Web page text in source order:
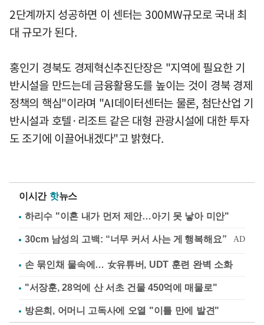
2단계까지 성공하면 이 센터는 300MW규모로 국내 최
대 규모가 된다.
홍인기 경북도 경제혁신추진단장은 "지역에 필요한 기
반시설을 만드는데 금융활용도를 높이는 것이 경북 경제
정책의 핵심"이라며 "AI데이터센터는 물론, 첨단산업 기
반시설과 호텔·리조트 같은 대형 관광시설에 대한 투자
도 조기에 이끌어내겠다"고 밝혔다.
이시간 핫뉴스
하리수 "이혼 내가 먼저 제안…아기 못 낳아 미안"
손 묶인채 물속에… 女유튜버, UDT 훈련 완벽 소화
"서장훈, 28억에 산 서초 건물 450억에 매물로"
방은희, 어머니 고독사에 오열 "이틀 만에 발견"